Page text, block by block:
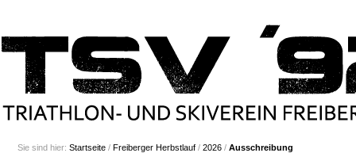
Sie sind hier: Startseite / Freiberger Herbstlauf / 2026 / Ausschreibung